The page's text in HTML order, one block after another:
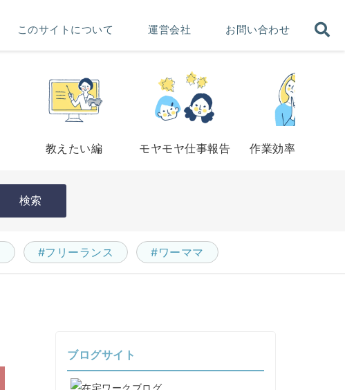
このサイトについて 運営会社 お問い合わせ
教えたい編 モヤモヤ仕事報告 作業効率アップ法
検索
#フリーランス #ワーママ
ブログサイト